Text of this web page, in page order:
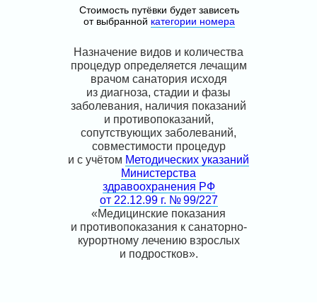
Стоимость путёвки будет зависеть
от выбранной категории номера
Назначение видов и количества
процедур определяется лечащим
врачом санатория исходя
из диагноза, стадии и фазы
заболевания, наличия показаний
и противопоказаний,
сопутствующих заболеваний,
совместимости процедур
и с учётом Методических указаний
Министерства
здравоохранения РФ
от 22.12.99 г. № 99/227
«Медицинские показания
и противопоказания к санаторно-
курортному лечению взрослых
и подростков».